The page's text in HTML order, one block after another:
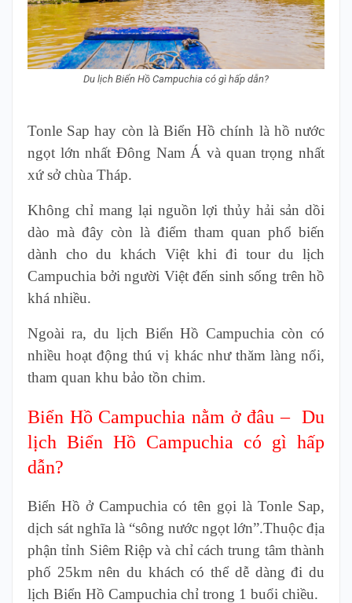
Du lịch Biển Hồ Campuchia có gì hấp dẫn?
Tonle Sap hay còn là Biển Hồ chính là hồ nước
ngọt lớn nhất Đông Nam Á và quan trọng nhất
xứ sở chùa Tháp.
Không chỉ mang lại nguồn lợi thủy hải sản dồi
dào mà đây còn là điểm tham quan phổ biến
dành cho du khách Việt khi đi tour du lịch
Campuchia bởi người Việt đến sinh sống trên hồ
khá nhiều.
Ngoài ra, du lịch Biển Hồ Campuchia còn có
nhiều hoạt động thú vị khác như thăm làng nổi,
tham quan khu bảo tồn chim.
Biển Hồ Campuchia nằm ở đâu – Du
lịch Biển Hồ Campuchia có gì hấp
dẫn?
Biển Hồ ở Campuchia có tên gọi là Tonle Sap,
dịch sát nghĩa là “sông nước ngọt lớn”.Thuộc địa
phận tỉnh Siêm Riệp và chỉ cách trung tâm thành
phố 25km nên du khách có thể dễ dàng đi du
lịch Biển Hồ Campuchia chỉ trong 1 buổi chiều.